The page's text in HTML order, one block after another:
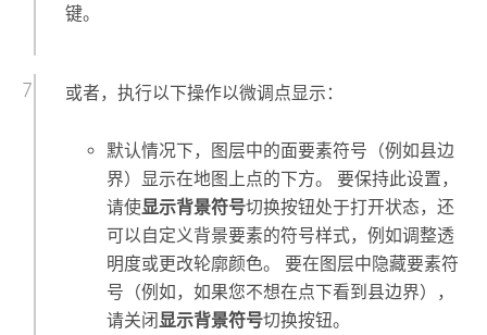
键。
或者，执行以下操作以微调点显示：
默认情况下，图层中的面要素符号（例如县边
界）显示在地图上点的下方。 要保持此设置，
请使显示背景符号切换按钮处于打开状态，还
可以自定义背景要素的符号样式，例如调整透
明度或更改轮廓颜色。 要在图层中隐藏要素符
号（例如，如果您不想在点下看到县边界），
请关闭 显示背景符号切换按钮。